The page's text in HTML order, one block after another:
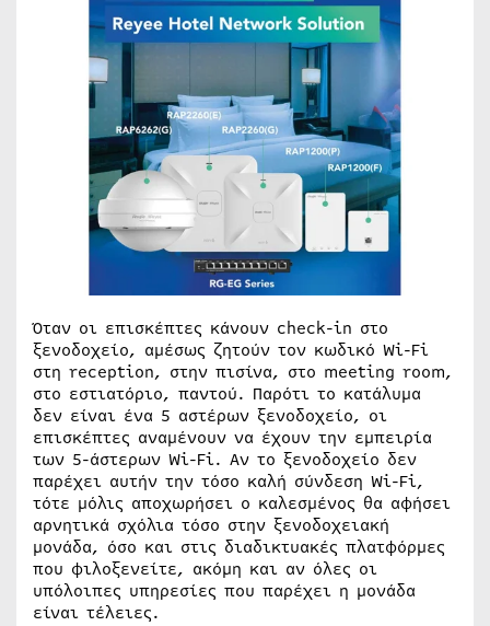
Όταν οι επισκέπτες κάνουν check-in στο
ξενοδοχείο, αμέσως ζητούν τον κωδικό Wi-Fi
στη reception, στην πισίνα, στο meeting room,
στο εστιατόριο, παντού. Παρότι το κατάλυμα
δεν είναι ένα 5 αστέρων ξενοδοχείο, οι
επισκέπτες αναμένουν να έχουν την εμπειρία
των 5-άστερων Wi-Fi. Αν το ξενοδοχείο δεν
παρέχει αυτήν την τόσο καλή σύνδεση Wi-Fi,
τότε μόλις αποχωρήσει ο καλεσμένος θα αφήσει
αρνητικά σχόλια τόσο στην ξενοδοχειακή
μονάδα, όσο και στις διαδικτυακές πλατφόρμες
που φιλοξενείτε, ακόμη και αν όλες οι
υπόλοιπες υπηρεσίες που παρέχει η μονάδα
είναι τέλειες.